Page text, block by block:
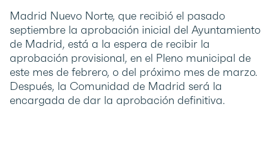
Madrid Nuevo Norte, que recibió el pasado
septiembre la aprobación inicial del Ayuntamiento
de Madrid, está a la espera de recibir la
aprobación provisional, en el Pleno municipal de
este mes de febrero, o del próximo mes de marzo.
Después, la Comunidad de Madrid será la
encargada de dar la aprobación definitiva.